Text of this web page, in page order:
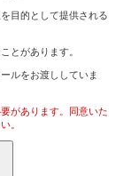
目的として提供される
とがあります。
ルをお渡ししていま
があります。同意いた
。